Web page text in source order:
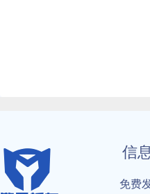
信
免费